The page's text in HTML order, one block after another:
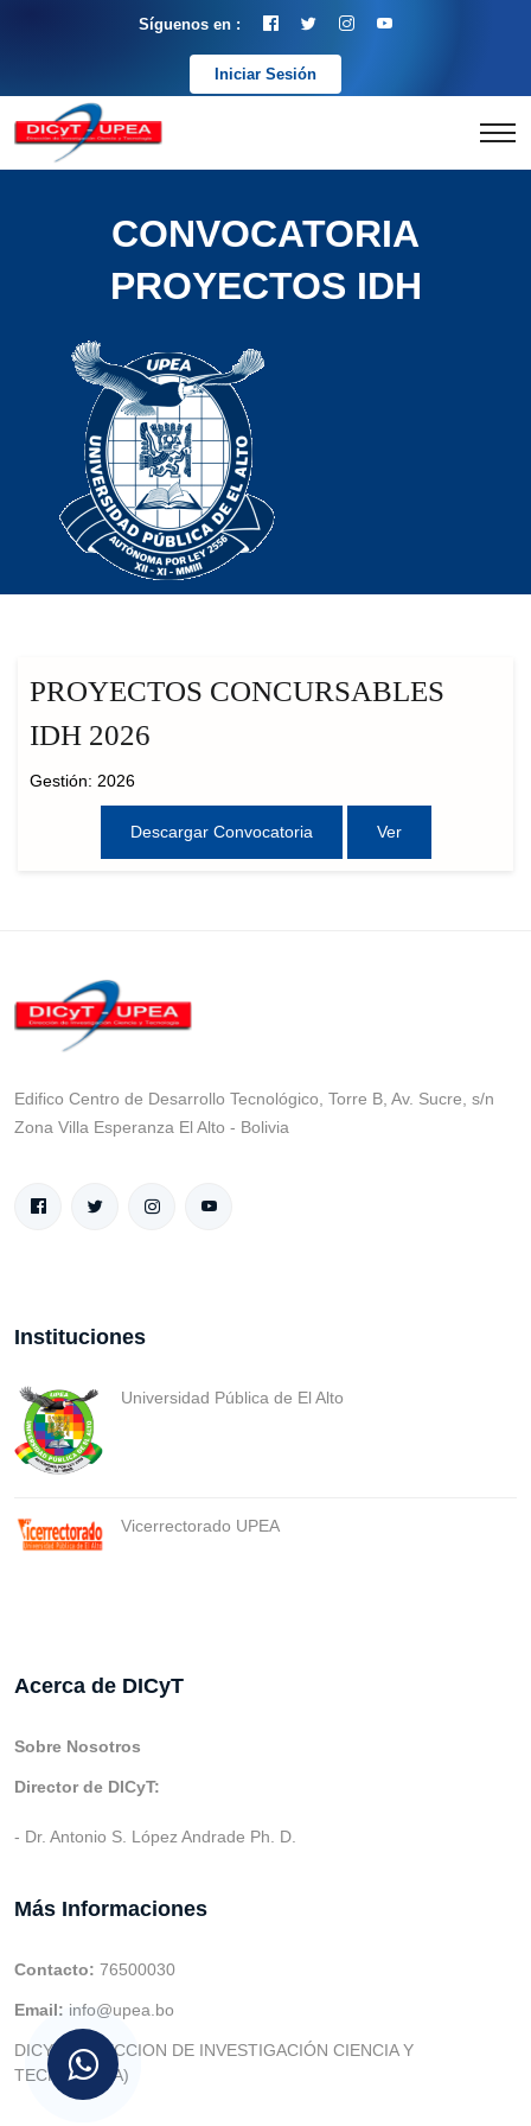
Síguenos en :
Iniciar Sesión
CONVOCATORIA
PROYECTOS IDH
PROYECTOS CONCURSABLES
IDH 2026
Gestión: 2026
Descargar Convocatoria Ver
Edifico Centro de Desarrollo Tecnológico, Torre B, Av. Sucre, s/n
Zona Villa Esperanza El Alto - Bolivia
Instituciones
Universidad Pública de El Alto
Vicerrectorado UPEA
Acerca de DICyT
Sobre Nosotros
Director de DICyT:
- Dr. Antonio S. López Andrade Ph. D.
Más Informaciones
Contacto: 76500030
Email: info@upea.bo
DICYT (DIRECCION DE INVESTIGACIÓN CIENCIA Y
TECNOLOGIA)